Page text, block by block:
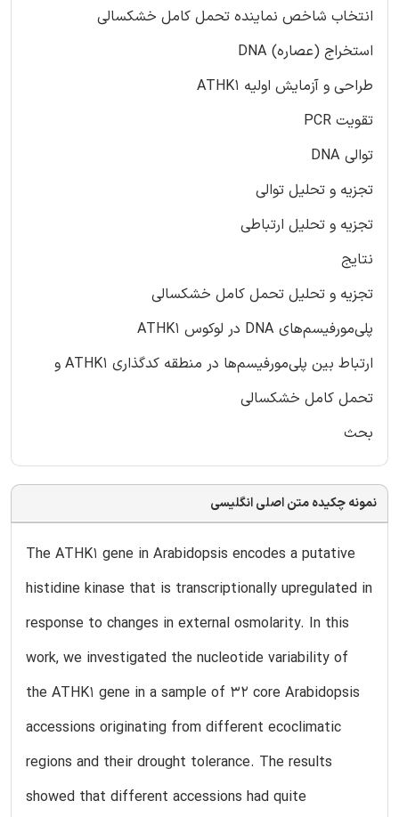
انتخاب شاخص نماینده تحمل کامل خشکسالی
استخراج (عصاره) DNA
طراحی و آزمایش اولیه ATHK1
تقویت PCR
توالی DNA
تجزیه و تحلیل توالی
تجزیه و تحلیل ارتباطی
نتایج
تجزیه و تحلیل تحمل کامل خشکسالی
پلی‌مورفیسم‌های DNA در لوکوس ATHK1
ارتباط بین پلی‌مورفیسم‌ها در منطقه کدگذاری ATHK1 و
تحمل کامل خشکسالی
بحث
نمونه چکیده متن اصلی انگلیسی
The ATHK1 gene in Arabidopsis encodes a putative
histidine kinase that is transcriptionally upregulated in
response to changes in external osmolarity. In this
work, we investigated the nucleotide variability of
the ATHK1 gene in a sample of 32 core Arabidopsis
accessions originating from different ecoclimatic
regions and their drought tolerance. The results
showed that different accessions had quite